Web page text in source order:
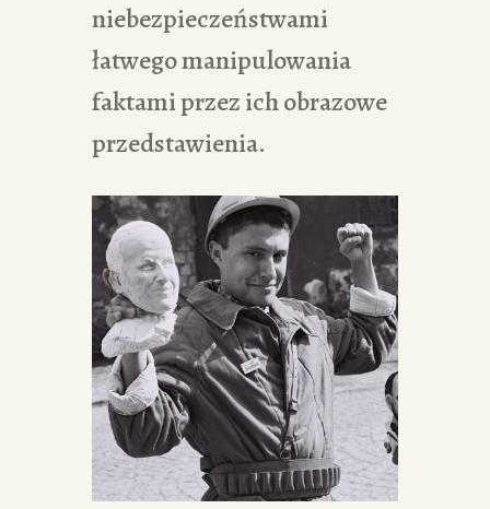
niebezpieczeństwami
łatwego manipulowania
faktami przez ich obrazowe
przedstawienia.